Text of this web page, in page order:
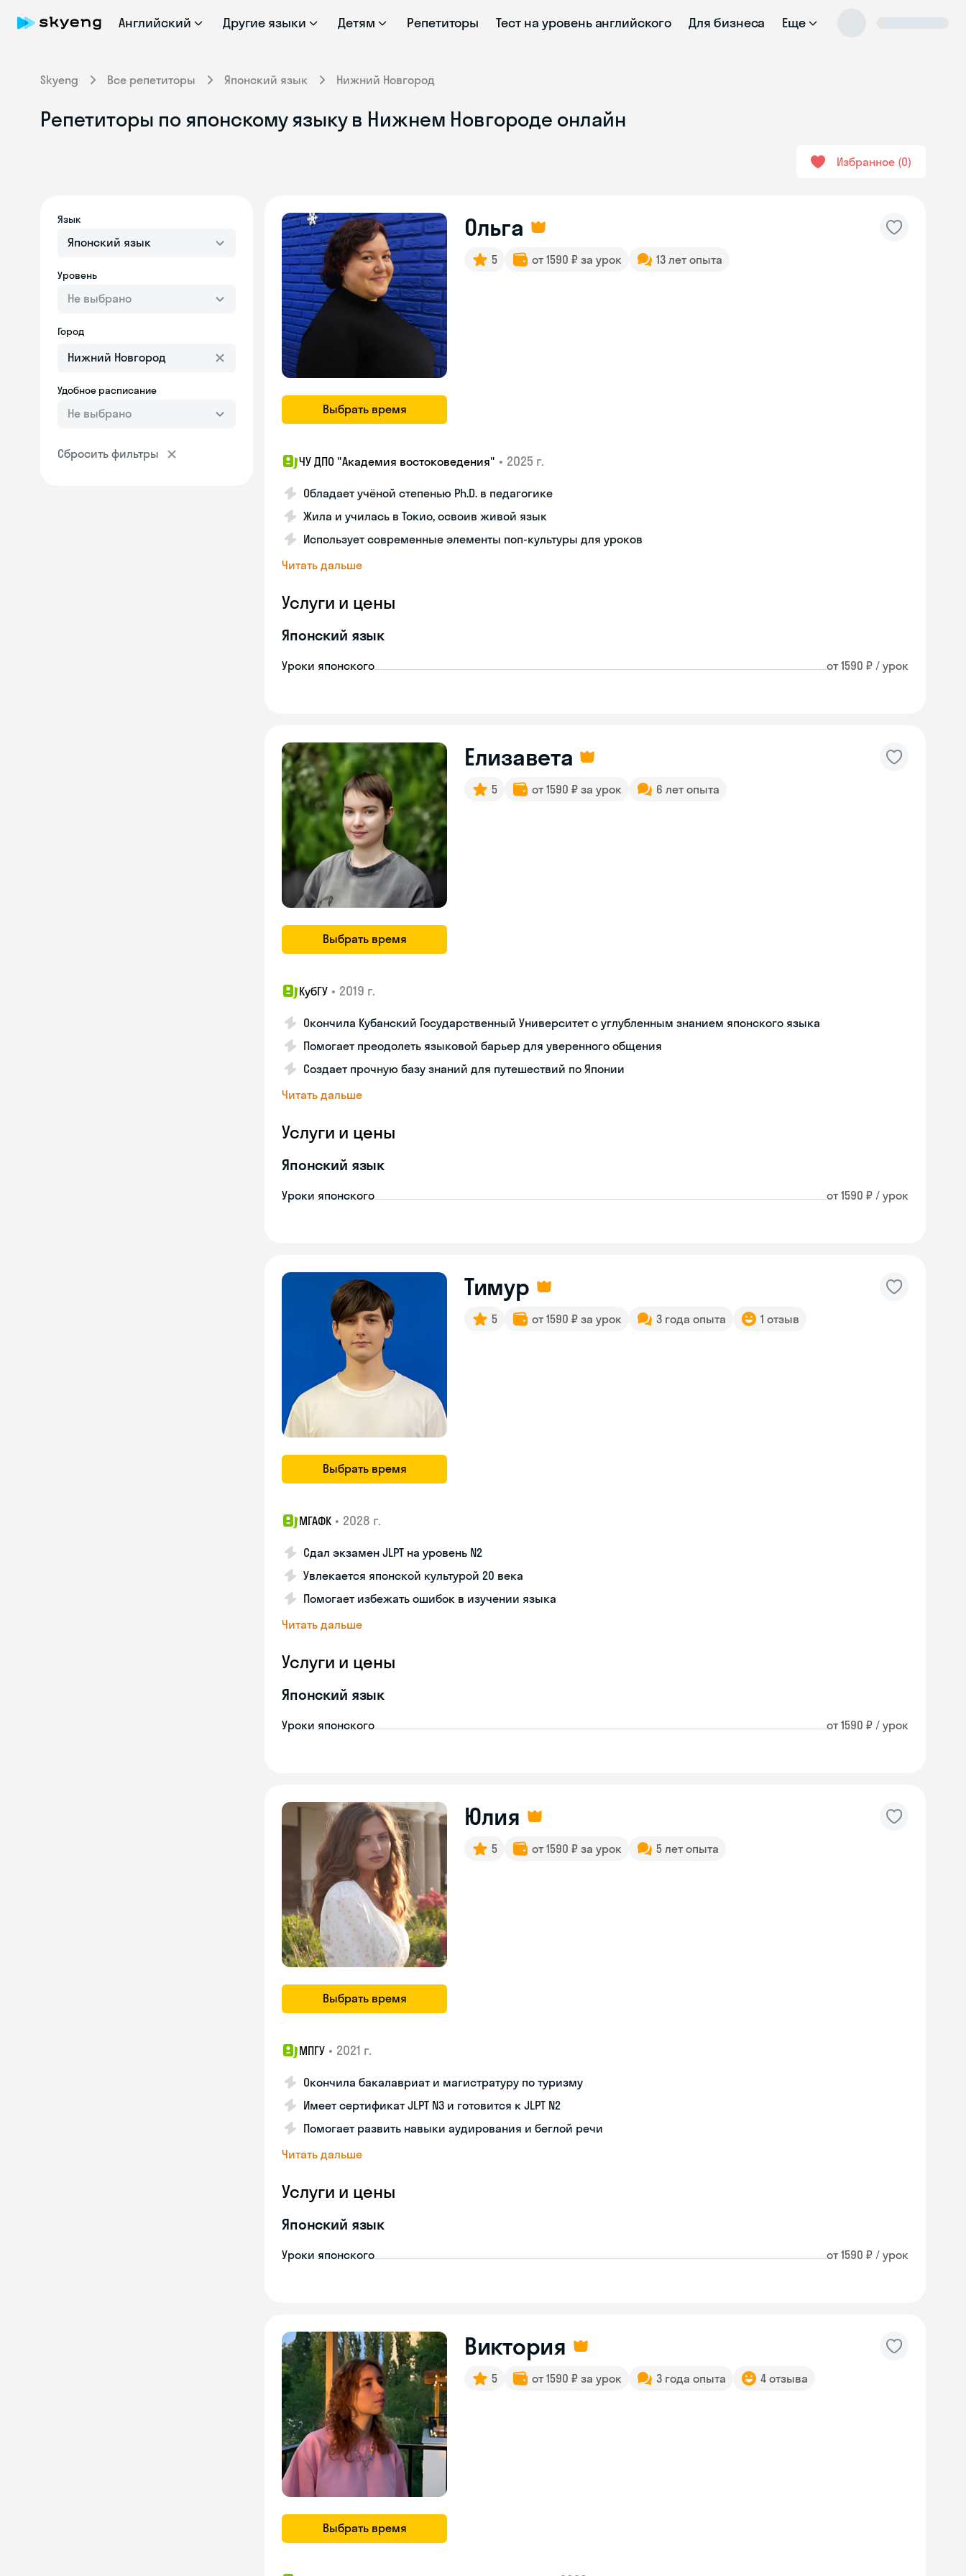
Английский Другие языки Детям Репетиторы Тест на уровень английского Для бизнеса Еще
Skyeng Все репетиторы Японский язык Нижний Новгород
Репетиторы по японскому языку в Нижнем Новгороде онлайн
Избранное 0
Язык
Японский язык
Уровень
Не выбрано
Город
Удобное расписание
Не выбрано
Сбросить фильтры
Выбрать время
Ольга
5 от 1590 ₽ за урок 13 лет опыта
ЧУ ДПО "Академия востоковедения" • 2025 г.
Обладает учёной степенью Ph.D. в педагогике
Жила и училась в Токио, освоив живой язык
Использует современные элементы поп-культуры для уроков
Читать дальше
Услуги и цены
Японский язык
Уроки японского от 1590 ₽ / урок
Выбрать время
Елизавета
5 от 1590 ₽ за урок 6 лет опыта
КубГУ • 2019 г.
Окончила Кубанский Государственный Университет с углубленным знанием японского языка
Помогает преодолеть языковой барьер для уверенного общения
Создает прочную базу знаний для путешествий по Японии
Читать дальше
Услуги и цены
Японский язык
Уроки японского от 1590 ₽ / урок
Выбрать время
Тимур
5 от 1590 ₽ за урок 3 года опыта 1 отзыв
МГАФК • 2028 г.
Сдал экзамен JLPT на уровень N2
Увлекается японской культурой 20 века
Помогает избежать ошибок в изучении языка
Читать дальше
Услуги и цены
Японский язык
Уроки японского от 1590 ₽ / урок
Выбрать время
Юлия
5 от 1590 ₽ за урок 5 лет опыта
МПГУ • 2021 г.
Окончила бакалавриат и магистратуру по туризму
Имеет сертификат JLPT N3 и готовится к JLPT N2
Помогает развить навыки аудирования и беглой речи
Читать дальше
Услуги и цены
Японский язык
Уроки японского от 1590 ₽ / урок
Выбрать время
Виктория
5 от 1590 ₽ за урок 3 года опыта 4 отзыва